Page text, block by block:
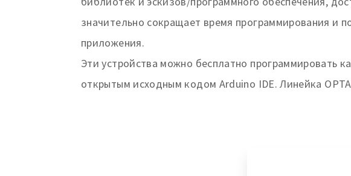
значительно сокращает время программирования и
приложения.
Эти устройства можно бесплатно программировать
открытым исходным кодом Arduino IDE. Линейка